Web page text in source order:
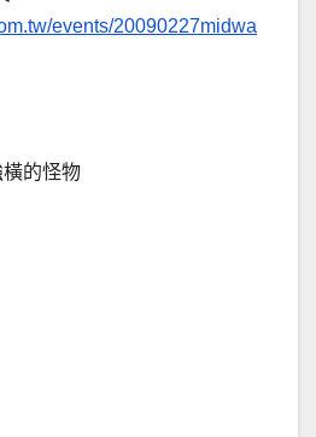
events/20090227midwa
的怪物